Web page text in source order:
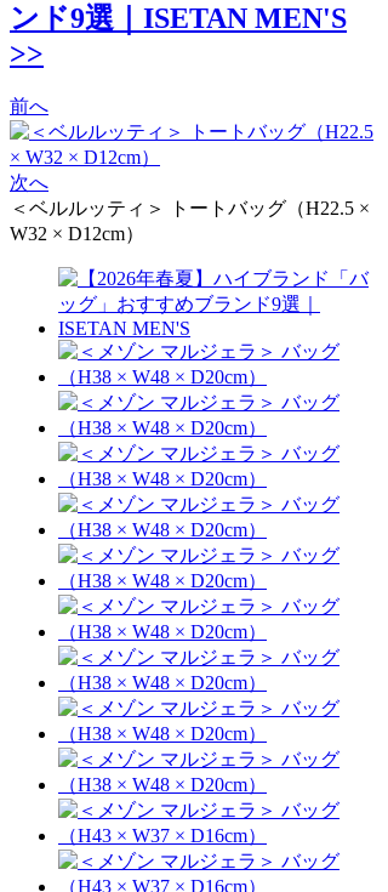
ンド9選｜ISETAN MEN'S
>>
前へ
次へ
＜ベルルッティ＞ トートバッグ（H22.5 ×
W32 × D12cm）